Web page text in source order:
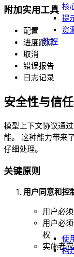
核
提
资
教程
使
构
附加实用工具
配置
进度跟踪
取消
错误报告
日志记录
安全性与信
模型上下文协议通
能。 这种能力带来
仔细处理。
关键原则
用户同意和控
用户必
用户必
权
实施者